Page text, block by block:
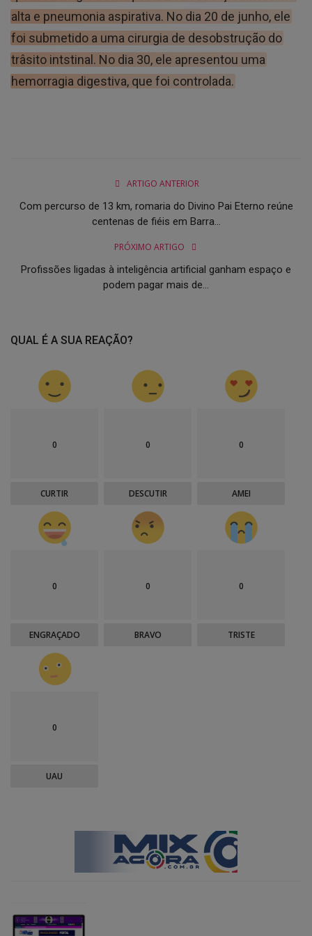
alta e pneumonia aspirativa. No dia 20 de junho, ele
foi submetido a uma cirurgia de desobstrução do
trâsito intstinal. No dia 30, ele apresentou uma
hemorragia digestiva, que foi controlada.
ARTIGO ANTERIOR
Com percurso de 13 km, romaria do Divino Pai Eterno reúne
centenas de fiéis em Barra...
PRÓXIMO ARTIGO
Profissões ligadas à inteligência artificial ganham espaço e
podem pagar mais de...
QUAL É A SUA REAÇÃO?
0
CURTIR
0
DESCUTIR
0
AMEI
0
ENGRAÇADO
0
BRAVO
0
TRISTE
0
UAU